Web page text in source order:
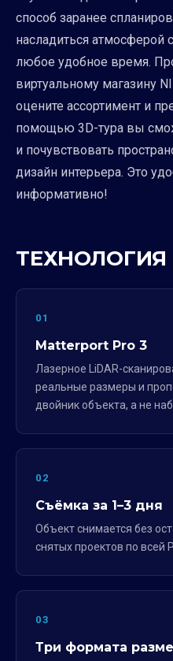
способ заранее
насладиться атмосферой
любое удобное время.
виртуальному магазину
оцените ассортимент и
помощью 3D-тура вы
и почувствовать
дизайн интерьера. Это
информативно!
01
Matterport Pro 3
Лазерное LiDAR-
реальные размеры и
двойник объекта, а не
02
Съёмка за 1–3 дня
Объект снимается без
снятых проектов по всей
03
Три формата